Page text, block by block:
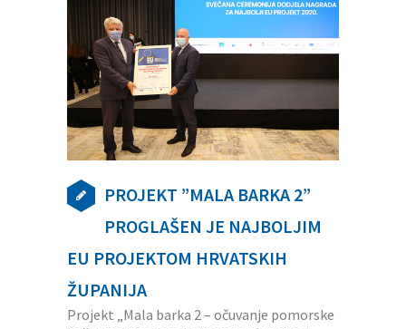
PROJEKT ”MALA BARKA 2”
PROGLAŠEN JE NAJBOLJIM
EU PROJEKTOM HRVATSKIH
ŽUPANIJA
Projekt „Mala barka 2 – očuvanje pomorske